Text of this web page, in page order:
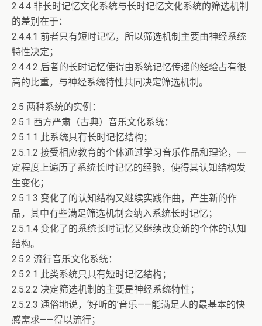
2.4.4 非长时记忆文化系统与长时记忆文化系统的筛选机制
的差别在于：
2.4.4.1 前者只有短时记忆，所以筛选机制主要由神经系统
特性决定；
2.4.4.2 后者的长时记忆使得由系统记忆传递的经验占有很
高的比重，与神经系统特性共同决定筛选机制。
2.5 两种系统的实例：
2.5.1 西方严肃（古典）音乐文化系统：
2.5.1.1 此系统具有长时记忆结构；
2.5.1.2 接受相应教育的个体通过学习音乐作品和理论，一
定程度上遍历了系统长时记忆的经验，使得其认知结构发
生变化；
2.5.1.3 变化了的认知结构又继续实践作曲，产生新的作
品，其中有些满足筛选机制会纳入系统长时记忆；
2.5.1.4 变化了的系统长时记忆又继续改变新的个体的认知
结构。
2.5.2 流行音乐文化系统：
2.5.2.1 此类系统只具有短时记忆结构；
2.5.2.2 决定筛选机制的主要是神经系统特性；
2.5.2.3 通俗地说，‘好听的’音乐——能满足人的最基本的快
感需求——得以流行；